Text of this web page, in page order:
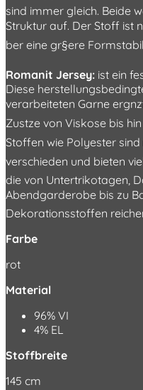
sind immer gleich. Beide
Struktur auf. Der Stoff ist
ber eine gr§ere
Romanit Jersey: ist ein
Diese
verarbeiteten Garne
Zustze von Viskose bis
Stoffen wie Polyester sind
verschieden und bieten
die von Untertrikotagen,
Abendgarderobe bis zu
Dekorationsstoffen
Farbe
rot
Material
96% VI
4% EL
Stoffbreite
145 cm